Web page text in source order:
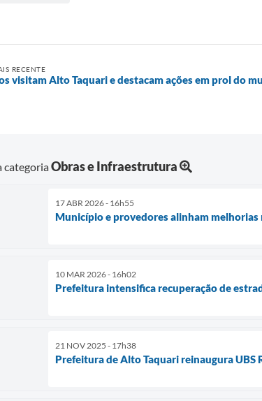
RECENTE
visitam Alto Taquari e destacam ações em prol do
categoriaObras e Infraestrutura
17 ABR 2026 - 16h55
Município e provedores alinham
10 MAR 2026 - 16h02
Prefeitura intensifica recuperação de
21 NOV 2025 - 17h38
Prefeitura de Alto Taquari reinaugura UBS